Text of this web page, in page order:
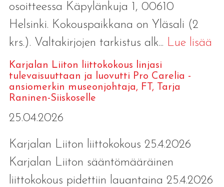
osoitteessa Käpylänkuja 1, 00610
Helsinki. Kokouspaikkana on Yläsali (2
krs.). Valtakirjojen tarkistus alk... Lue lisää
Karjalan Liiton liittokokous linjasi
tulevaisuuttaan ja luovutti Pro Carelia -
ansiomerkin museonjohtaja, FT, Tarja
Raninen-Siiskoselle
25.04.2026
Karjalan Liiton liittokokous 25.4.2026
Karjalan Liiton sääntömääräinen
liittokokous pidettiin lauantaina 25.4.2026